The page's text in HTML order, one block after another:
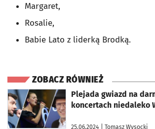
Margaret,
Rosalie,
Babie Lato z liderką Brodką.
ZOBACZ RÓWNIEŻ
Plejada gwiazd na
koncertach niedaleko
25.06.2024 | Tomasz Wysocki
otworzy się w nowej karcie